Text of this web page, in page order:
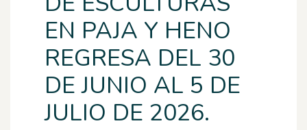
EN PAJA Y HENO
REGRESA DEL 30
DE JUNIO AL 5 DE
JULIO DE 2026.